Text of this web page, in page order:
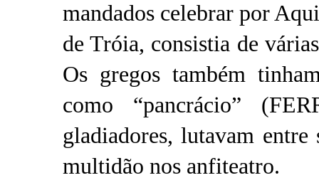
mandados celebrar por
de Tróia, consistia de
Os gregos também
como “pancrácio”
gladiadores, lutavam
multidão nos anfiteatro.